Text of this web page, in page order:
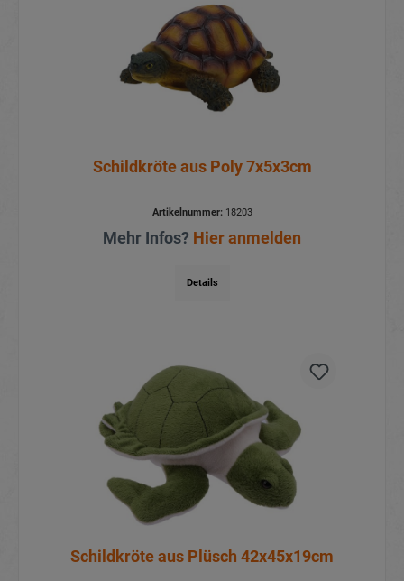
Schildkröte aus Poly 7x5x3cm
Artikelnummer:18203
Mehr Infos? Hier anmelden
Details
Schildkröte aus Plüsch 42x45x19cm